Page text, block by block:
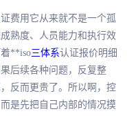
费用它从来就不是一个孤
熟度、人员能力和执行效
**iso三体系认证报价明细
后续各种问题，反复整
反而更贵了。所以啊，控
是先把自己内部的情况摸